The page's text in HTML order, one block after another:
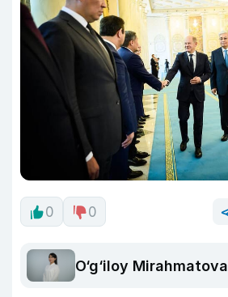
0 0
O‘g‘iloy Mirahmatova